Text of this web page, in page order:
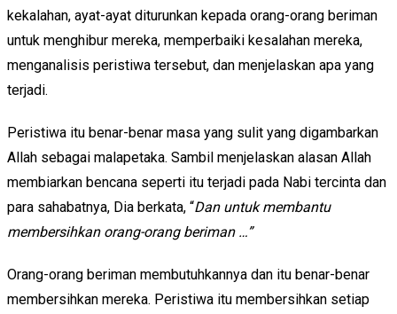
kekalahan, ayat-ayat diturunkan kepada orang-orang beriman
untuk menghibur mereka, memperbaiki kesalahan mereka,
menganalisis peristiwa tersebut, dan menjelaskan apa yang
terjadi.
Peristiwa itu benar-benar masa yang sulit yang digambarkan
Allah sebagai malapetaka. Sambil menjelaskan alasan Allah
membiarkan bencana seperti itu terjadi pada Nabi tercinta dan
para sahabatnya, Dia berkata, “Dan untuk membantu
membersihkan orang-orang beriman …”
Orang-orang beriman membutuhkannya dan itu benar-benar
membersihkan mereka. Peristiwa itu membersihkan setiap